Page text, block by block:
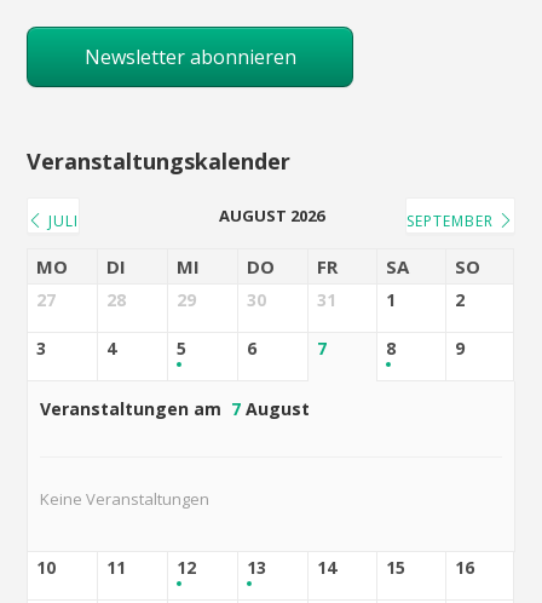
Newsletter abonnieren
Veranstaltungskalender
JULI AUGUST 2026 SEPTEMBER
MO DI MI DO FR SA SO
27 28 29 30 31 1 2
3 4 5 6 7 8 9
Veranstaltungen am 7 August
Keine Veranstaltungen
10 11 12 13 14 15 16